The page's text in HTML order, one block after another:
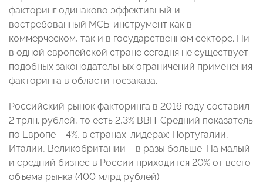
факторинг одинаково эффективный и
востребованный МСБ-инструмент как в
коммерческом, так и в государственном секторе. Ни
в одной европейской стране сегодня не существует
подобных законодательных ограничений применения
факторинга в области госзаказа.
Российский рынок факторинга в 2016 году составил
2 трлн. рублей, то есть 2,3% ВВП. Средний показатель
по Европе – 4%, в странах-лидерах: Португалии,
Италии, Великобритании – в разы больше. На малый
и средний бизнес в России приходится 20% от всего
объема рынка (400 млрд рублей).